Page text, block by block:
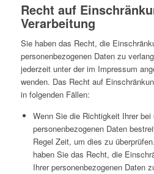
Recht auf
Verarbeitung
Sie haben das Recht, die
personenbezogenen Daten zu
jederzeit unter der im Impressum
wenden. Das Recht auf
in folgenden Fällen:
Wenn Sie die Richtigkeit Ihrer
personenbezogenen Daten
Regel Zeit, um dies zu
haben Sie das Recht, die
Ihrer personenbezogenen Daten